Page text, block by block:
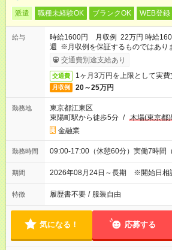
派遣 職種未経験OK ブランクOK WEB登
給与
時給1600円 月収例 22万円 時給
週 ※月収例を保証するものではあり
ービス利用可（利用条件有）
交通費別途支給あり
交通費 1ヶ月3万円を上限として実費
月収例 20～25万円
勤務地
東京都江東区
東陽町駅から徒歩5分 / 木場(東京都
金融業
勤務時間 09:00-17:00（休憩60分）実働7時間
期間 2026年08月24日～長期 ※開始日相
特徴 履歴書不要 / 服装自由
気になる！ 応募する